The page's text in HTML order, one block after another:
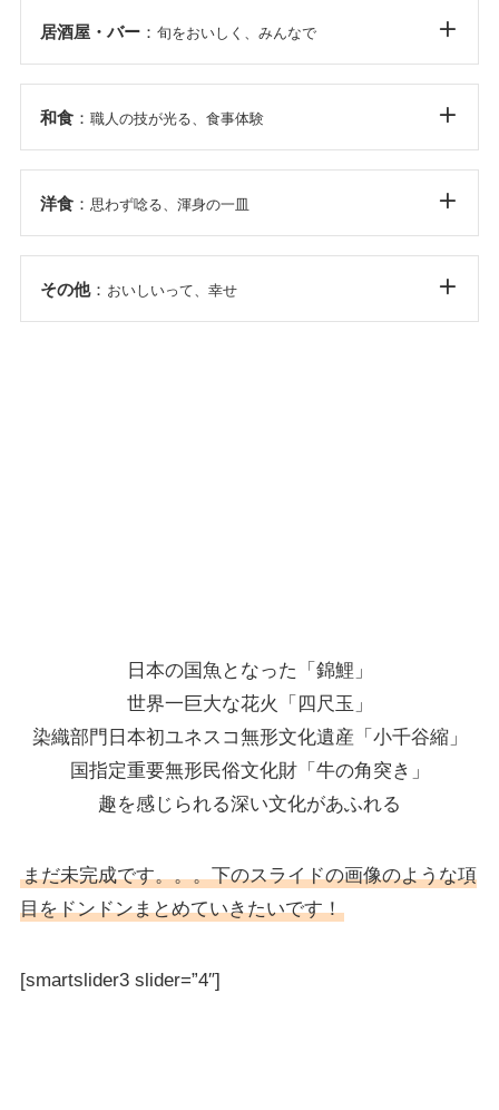
居酒屋・バー： 旬をおいしく、みんなで
和食： 職人の技が光る、食事体験
洋食： 思わず唸る、渾身の一皿
その他： おいしいって、幸せ
日本の国魚となった「錦鯉」
世界一巨大な花火「四尺玉」
染織部門日本初ユネスコ無形文化遺産「小千谷縮」
国指定重要無形民俗文化財「牛の角突き」
趣を感じられる深い文化があふれる
まだ未完成です。。。下のスライドの画像のような項
目をドンドンまとめていきたいです！
[smartslider3 slider=”4″]